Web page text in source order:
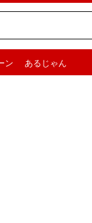
ン あるじゃん